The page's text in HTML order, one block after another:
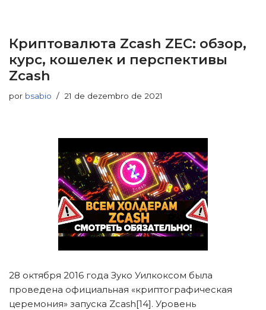
Криптовалюта Zcash ZEC: обзор,
курс, кошелек и перспективы
Zcash
por bsabio 21 de dezembro de 2021
28 октября 2016 года Зуко Уилкоксом была
проведена официальная «криптографическая
церемония» запуска Zcash[14]. Уровень